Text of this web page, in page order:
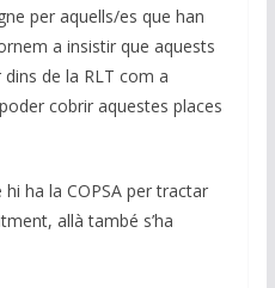
per aquells/es que han
a insistir que aquests
de la RLT com a
cobrir aquestes places
ha la COPSA per tractar
allà també s’ha